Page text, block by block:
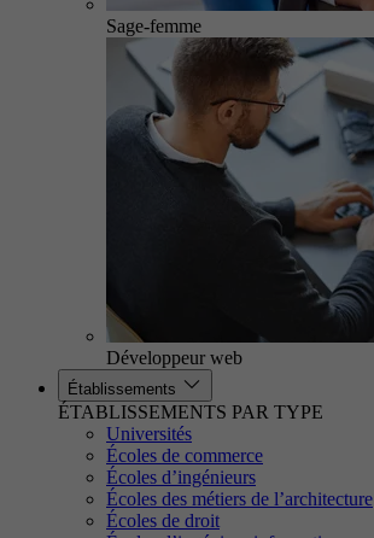
Sage-femme
Développeur web
Établissements
ÉTABLISSEMENTS PAR TYPE
Universités
Écoles de commerce
Écoles d’ingénieurs
Écoles des métiers de l’architecture
Écoles de droit